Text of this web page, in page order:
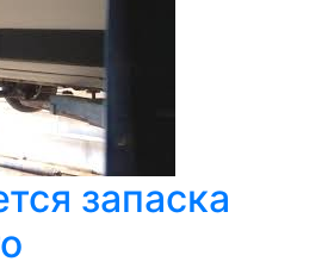
запаска